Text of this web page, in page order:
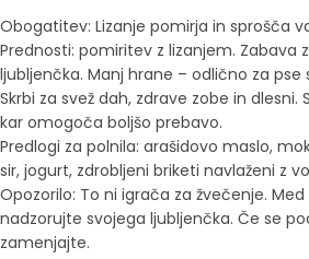
Obogatitev: Lizanje pomirja in sprošča
Prednosti: pomiritev z lizanjem. Zabava
ljubljenčka. Manj hrane – odlično za pse
Skrbi za svež dah, zdrave zobe in dlesni.
kar omogoča boljšo prebavo.
Predlogi za polnila: arašidovo maslo,
sir, jogurt, zdrobljeni briketi navlaženi z
Opozorilo: To ni igrača za žvečenje.
nadzorujte svojega ljubljenčka. Če se
zamenjajte.